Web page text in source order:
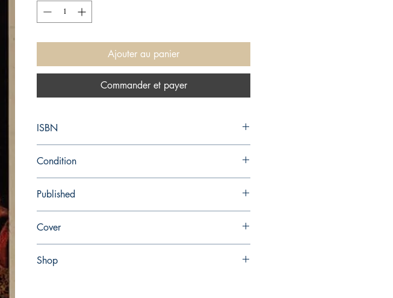
Ajouter au panier
Commander et payer
ISBN
Condition
Published
Cover
Shop